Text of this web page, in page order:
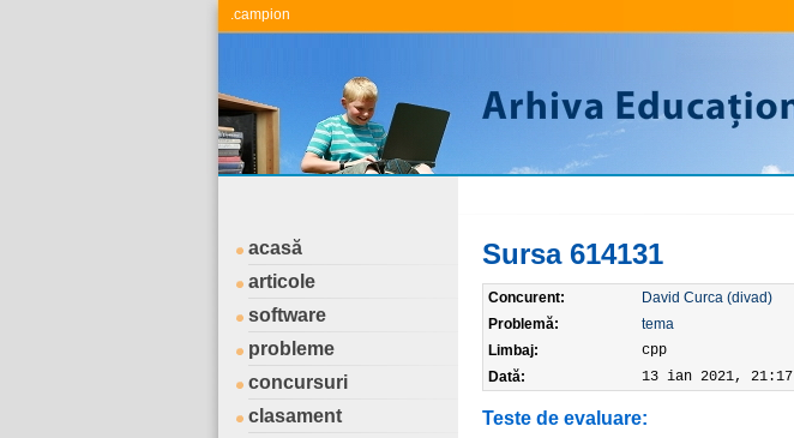
.campion
acasă
articole
software
probleme
concursuri
clasament
Sursa 614131
Concurent: David Curca (divad)
Problemă:
tema
Limbaj:
cpp
Dată:
13 ian 2021, 21:17
Teste de evaluare: